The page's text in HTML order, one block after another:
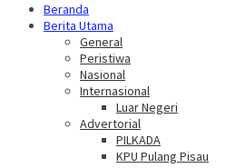
Beranda
Berita Utama
General
Peristiwa
Nasional
Internasional
Luar Negeri
Advertorial
PILKADA
KPU Pulang Pisau